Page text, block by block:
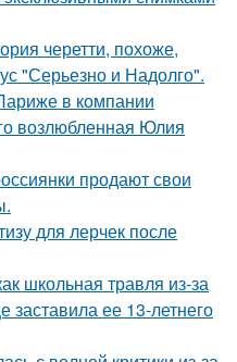
черетти, похоже,
"Серьезно и Надолго".
в компании
возлюбленная Юлия
продают свои
для лерчек после
школьная травля из-за
ее 13-летнего